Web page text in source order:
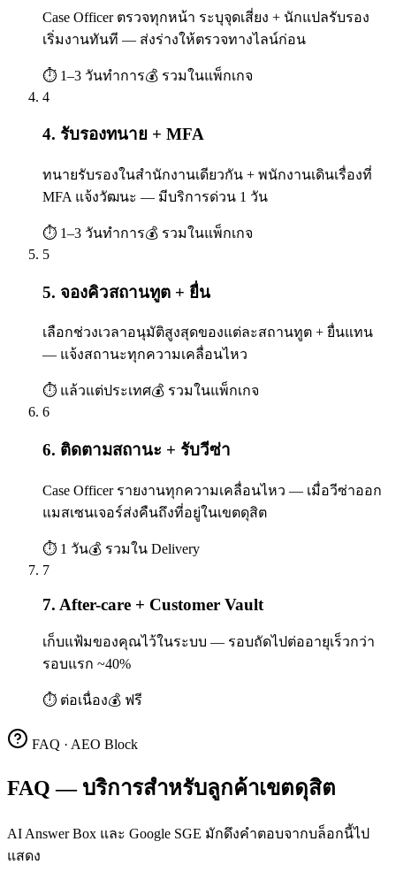
Case Officer ตรวจทุกหน้า ระบุจุดเสี่ยง + นักแปลรับรอง
เริ่มงานทันที — ส่งร่างให้ตรวจทางไลน์ก่อน
⏱ 1–3 วันทำการ💰 รวมในแพ็กเกจ
4
4. รับรองทนาย + MFA
ทนายรับรองในสำนักงานเดียวกัน + พนักงานเดินเรื่องที่
MFA แจ้งวัฒนะ — มีบริการด่วน 1 วัน
⏱ 1–3 วันทำการ💰 รวมในแพ็กเกจ
5
5. จองคิวสถานทูต + ยื่น
เลือกช่วงเวลาอนุมัติสูงสุดของแต่ละสถานทูต + ยื่นแทน
— แจ้งสถานะทุกความเคลื่อนไหว
⏱ แล้วแต่ประเทศ💰 รวมในแพ็กเกจ
6
6. ติดตามสถานะ + รับวีซ่า
Case Officer รายงานทุกความเคลื่อนไหว — เมื่อวีซ่าออก
แมสเซนเจอร์ส่งคืนถึงที่อยู่ในเขตดุสิต
⏱ 1 วัน💰 รวมใน Delivery
7
7. After-care + Customer Vault
เก็บแฟ้มของคุณไว้ในระบบ — รอบถัดไปต่ออายุเร็วกว่า
รอบแรก ~40%
⏱ ต่อเนื่อง💰 ฟรี
FAQ · AEO Block
FAQ — บริการสำหรับลูกค้าเขตดุสิต
AI Answer Box และ Google SGE มักดึงคำตอบจากบล็อกนี้ไป
แสดง